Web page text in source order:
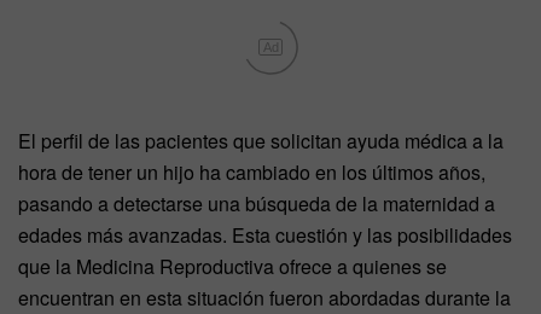
Ad
El perfil de las pacientes que solicitan ayuda médica a la
hora de tener un hijo ha cambiado en los últimos años,
pasando a detectarse una búsqueda de la maternidad a
edades más avanzadas. Esta cuestión y las posibilidades
que la Medicina Reproductiva ofrece a quienes se
encuentran en esta situación fueron abordadas durante la